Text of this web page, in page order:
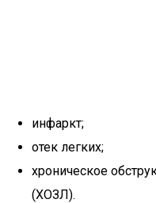
инфаркт;
отек легких;
хроническое
(ХОЗЛ).